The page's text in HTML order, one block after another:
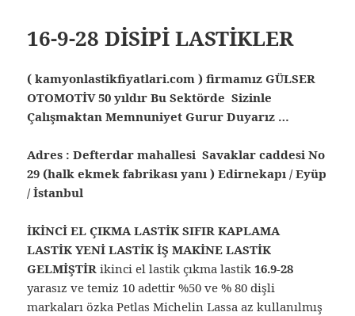
16-9-28 DİSİPİ LASTİKLER
( kamyonlastikfiyatlari.com ) firmamız GÜLSER
OTOMOTİV 50 yıldır Bu Sektörde Sizinle
Çalışmaktan Memnuniyet Gurur Duyarız …
Adres : Defterdar mahallesi Savaklar caddesi No
29 (halk ekmek fabrikası yanı ) Edirnekapı / Eyüp
/ İstanbul
İKİNCİ EL ÇIKMA LASTİK SIFIR KAPLAMA
LASTİK YENİ LASTİK İŞ MAKİNE LASTİK
GELMİŞTİRikinci el lastik çıkma lastik16.9-28
yarasız ve temiz 10 adettir %50 ve % 80 dişli
markaları özka Petlas Michelin Lassa az kullanılmış